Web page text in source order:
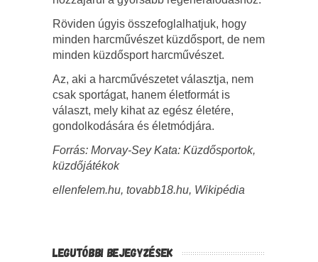
Röviden úgyis összefoglalhatjuk, hogy
minden harcművészet küzdősport, de nem
minden küzdősport harcművészet.
Az, aki a harcművészetet választja, nem
csak sportágat, hanem életformát is
választ, mely kihat az egész életére,
gondolkodására és életmódjára.
Forrás: Morvay-Sey Kata: Küzdősportok,
küzdőjátékok
ellenfelem.hu, tovabb18.hu, Wikipédia
LEGUTÓBBI BEJEGYZÉSEK